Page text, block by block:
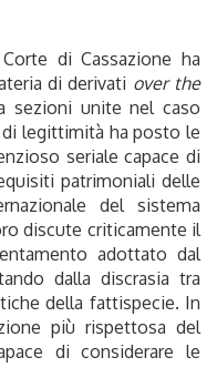
di Cassazione ha
di derivati over the
sezioni unite nel caso
legittimità ha posto le
seriale capace di
patrimoniali delle
del sistema
discute criticamente il
adottato dal
dalla discrasia tra
della fattispecie. In
più rispettosa del
di considerare le